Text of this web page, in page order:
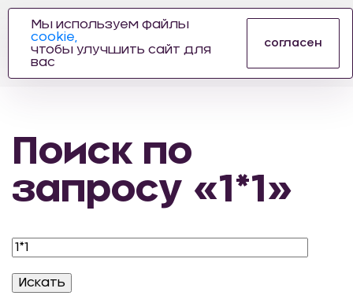
АВТОЗАПЧАСТЕЙ
Поиск по
запросу «1*1»
Мы используем файлы
cookie,
чтобы улучшить сайт для
вас
согласен